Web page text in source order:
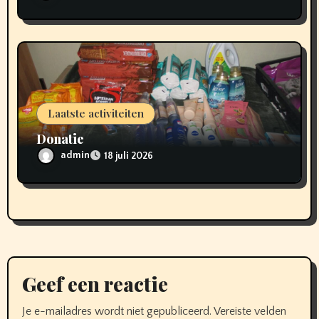
Laatste activiteiten
Donatie
admin 18 juli 2026
Geef een reactie
Je e-mailadres wordt niet gepubliceerd. Vereiste velden